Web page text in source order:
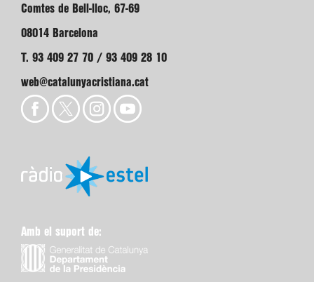
Comtes de Bell-lloc, 67-69
08014 Barcelona
T. 93 409 27 70 / 93 409 28 10
web@catalunyacristiana.cat
Amb el suport de: